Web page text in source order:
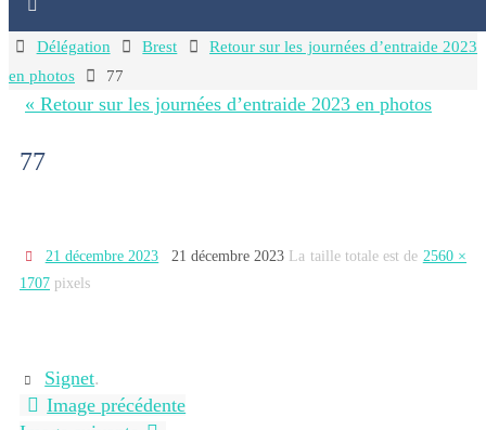
HomeDélégation Brest
Retour sur les journées d’entraide 2023
en photos
77
« Retour sur les journées d’entraide 2023 en photos
77
21 décembre 2023 21 décembre 2023 La taille totale est de 2560 ×
1707 pixels
Signet.
Image précédente